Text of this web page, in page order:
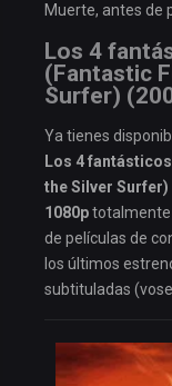
Muerte, antes de
Los 4
(Fantastic
Surfer)
Ya tienes
Los 4
the Silver Surfer)
1080ptotalmente
de películas de
los últimos
subtituladas